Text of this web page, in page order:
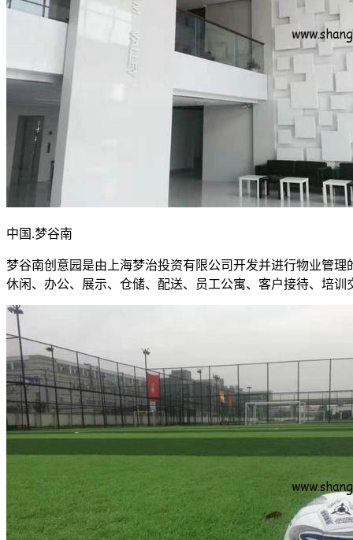
中国.梦谷南
梦谷南创意园是由上海梦治投资有限公司开发并进行物业管
休闲、办公、展示、仓储、配送、员工公寓、客户接待、培